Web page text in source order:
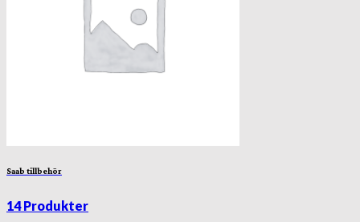
Saab tillbehör
14 Produkter